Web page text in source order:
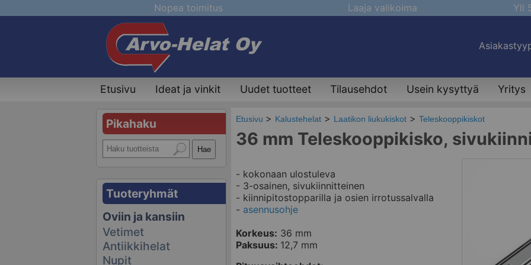
Nopea toimitus Laaja valikoima Yli
Etusivu Ideat ja vinkit Uudet tuotteet Tilausehdot Usein kysyttyä Yritys
Pikahaku
Tuoteryhmät
Oviin ja kansiin
Vetimet
Antiikkihelat
Nupit
Etusivu Kalustehelat Laatikon liukukiskot Teleskooppikiskot
36 mm Teleskooppikisko,
- kokonaan ulostuleva
- 3-osainen, sivukiinnitteinen
- kiinnipitostopparilla ja osien irrotussalvalla
- asennusohje
Korkeus: 36 mm
Paksuus: 12,7 mm